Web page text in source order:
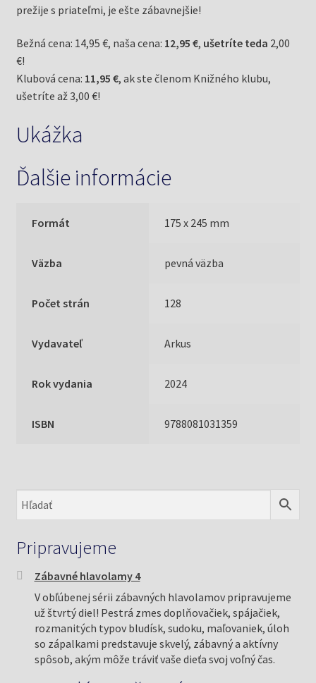
prežije s priateľmi, je ešte zábavnejšie!
Bežná cena: 14,95 €, naša cena: 12,95 €, ušetríte teda 2,00
€!
Klubová cena: 11,95 €, ak ste členom Knižného klubu,
ušetríte až 3,00 €!
Ukážka
Ďalšie informácie
Formát 175 x 245 mm
Väzba pevná väzba
Počet strán 128
Vydavateľ Arkus
Rok vydania 2024
ISBN 9788081031359
Pripravujeme
Zábavné hlavolamy 4
V obľúbenej sérii zábavných hlavolamov pripravujeme
už štvrtý diel! Pestrá zmes doplňovačiek, spájačiek,
rozmanitých typov bludísk, sudoku, maľovaniek, úloh
so zápalkami predstavuje skvelý, zábavný a aktívny
spôsob, akým môže tráviť vaše dieťa svoj voľný čas.